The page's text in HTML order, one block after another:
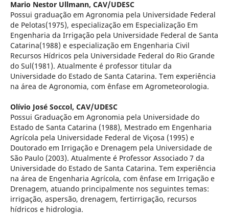
Mario Nestor Ullmann, CAV/UDESC
Possui graduação em Agronomia pela Universidade Federal
de Pelotas(1975), especialização em Especialização Em
Engenharia da Irrigação pela Universidade Federal de Santa
Catarina(1988) e especialização em Engenharia Civil
Recursos Hídricos pela Universidade Federal do Rio Grande
do Sul(1981). Atualmente é professor titular da
Universidade do Estado de Santa Catarina. Tem experiência
na área de Agronomia, com ênfase em Agrometeorologia.
Olívio José Soccol, CAV/UDESC
Possui Graduação em Agronomia pela Universidade do
Estado de Santa Catarina (1988), Mestrado em Engenharia
Agrícola pela Universidade Federal de Viçosa (1995) e
Doutorado em Irrigação e Drenagem pela Universidade de
São Paulo (2003). Atualmente é Professor Associado 7 da
Universidade do Estado de Santa Catarina. Tem experiência
na área de Engenharia Agrícola, com ênfase em Irrigação e
Drenagem, atuando principalmente nos seguintes temas:
irrigação, aspersão, drenagem, fertirrigação, recursos
hídricos e hidrologia.